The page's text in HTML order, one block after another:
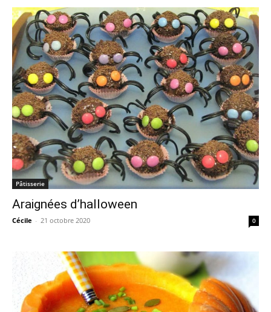
Pâtisserie
Araignées d’halloween
Cécile - 21 octobre 2020 0